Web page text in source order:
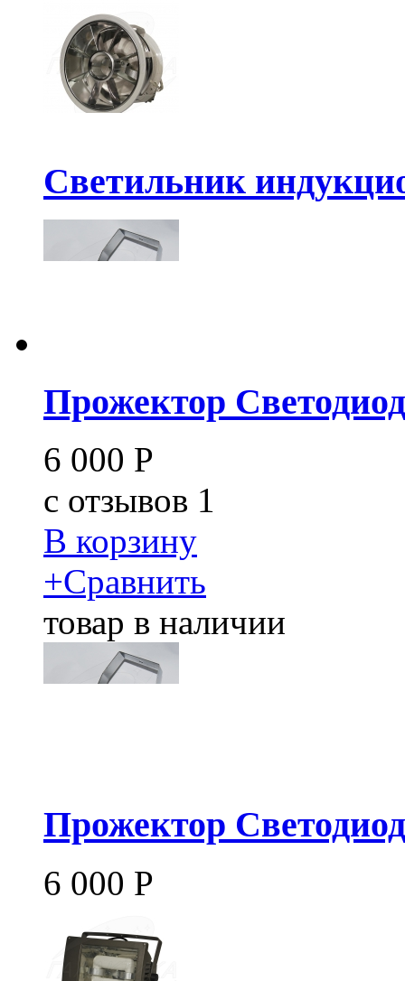
Светильник
Прожектор
6 000 Р
c отзывов 1
В корзину
+Сравнить
товар в наличии
Прожектор
6 000 Р